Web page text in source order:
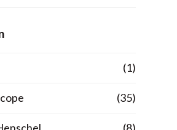
(1)
(35)